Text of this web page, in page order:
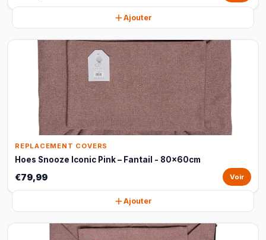
Ajouter
REPLACEMENT COVERS
Hoes Snooze Iconic Pink – Fantail - 80x60cm
€79,99 Voir
Ajouter